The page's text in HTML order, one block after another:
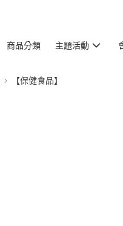
商品分類 主題活動
【保健食品】